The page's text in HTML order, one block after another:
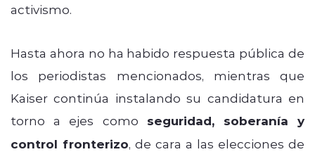
activismo.
Hasta ahora no ha habido respuesta pública de
los periodistas mencionados, mientras que
Kaiser continúa instalando su candidatura en
torno a ejes como seguridad, soberanía y
control fronterizo, de cara a las elecciones de